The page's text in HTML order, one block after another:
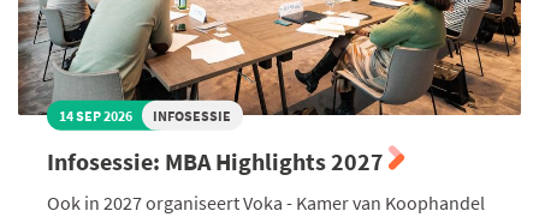
14 SEP 2026 INFOSESSIE
Infosessie: MBA Highlights 2027
Ook in 2027 organiseert Voka - Kamer van Koophandel